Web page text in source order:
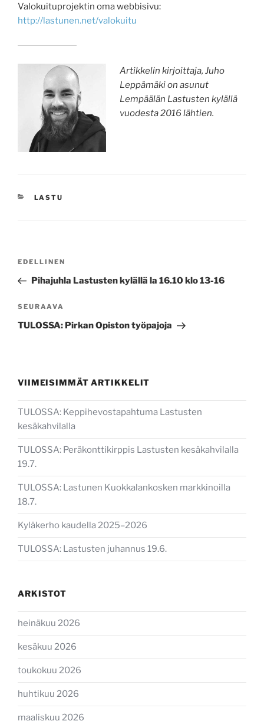
Valokuituprojektin oma webbisivu:
http://lastunen.net/valokuitu
Artikkelin kirjoittaja, Juho
Leppämäki on asunut
Lempäälän Lastusten kylällä
vuodesta 2016 lähtien.
KATEGORIAT
LASTU
Edellinen
artikkeli
EDELLINEN
Pihajuhla Lastusten kylällä la 16.10 klo 13-16
Seuraava
artikkeli
SEURAAVA
TULOSSA: Pirkan Opiston työpajoja
VIIMEISIMMÄT ARTIKKELIT
TULOSSA: Keppihevostapahtuma Lastusten
kesäkahvilalla
TULOSSA: Peräkonttikirppis Lastusten kesäkahvilalla
19.7.
TULOSSA: Lastunen Kuokkalankosken markkinoilla
18.7.
Kyläkerho kaudella 2025–2026
TULOSSA: Lastusten juhannus 19.6.
ARKISTOT
heinäkuu 2026
kesäkuu 2026
toukokuu 2026
huhtikuu 2026
maaliskuu 2026